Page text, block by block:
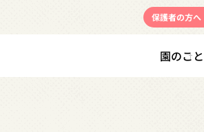
保護者の方へ
園のこと